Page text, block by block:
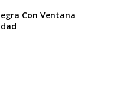
Con Ventana